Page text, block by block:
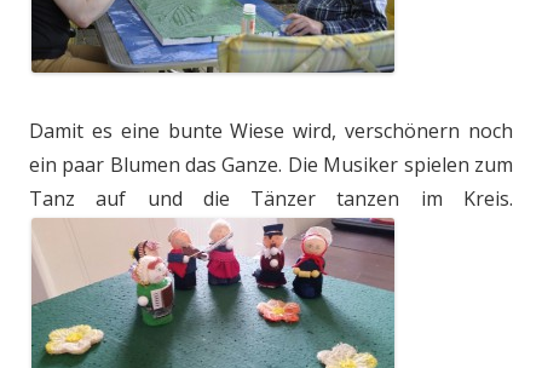
Damit es eine bunte Wiese wird, verschönern noch
ein paar Blumen das Ganze. Die Musiker spielen zum
Tanz auf und die Tänzer tanzen im Kreis.